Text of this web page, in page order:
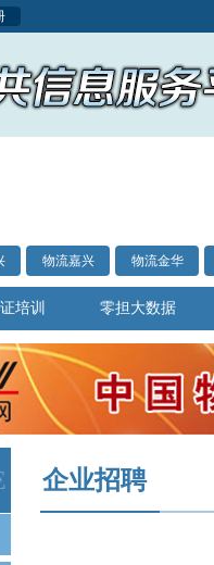
物流嘉兴 物流金华
培训 零担大数据
企业招聘